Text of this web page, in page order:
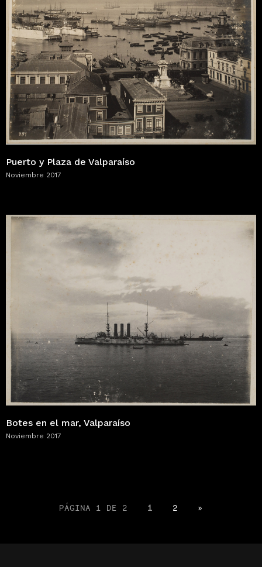
Puerto y Plaza de Valparaíso
Noviembre 2017
Botes en el mar, Valparaíso
Noviembre 2017
PÁGINA 1 DE 2 1 2 »